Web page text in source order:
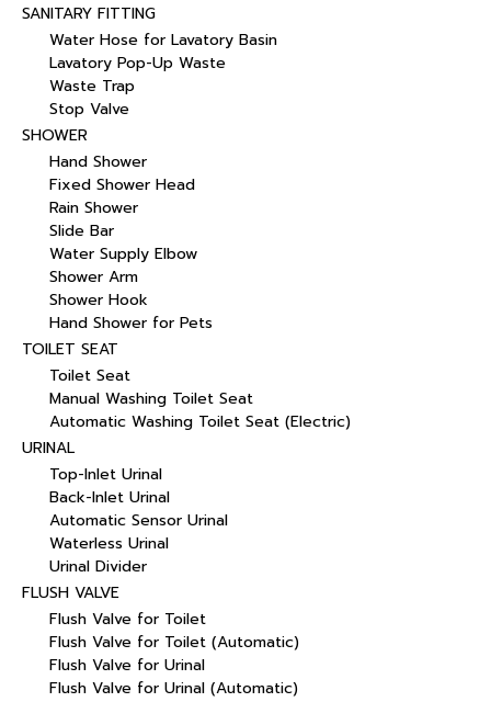
SANITARY FITTING
Water Hose for Lavatory Basin
Lavatory Pop-Up Waste
Waste Trap
Stop Valve
SHOWER
Hand Shower
Fixed Shower Head
Rain Shower
Slide Bar
Water Supply Elbow
Shower Arm
Shower Hook
Hand Shower for Pets
TOILET SEAT
Toilet Seat
Manual Washing Toilet Seat
Automatic Washing Toilet Seat (Electric)
URINAL
Top-Inlet Urinal
Back-Inlet Urinal
Automatic Sensor Urinal
Waterless Urinal
Urinal Divider
FLUSH VALVE
Flush Valve for Toilet
Flush Valve for Toilet (Automatic)
Flush Valve for Urinal
Flush Valve for Urinal (Automatic)